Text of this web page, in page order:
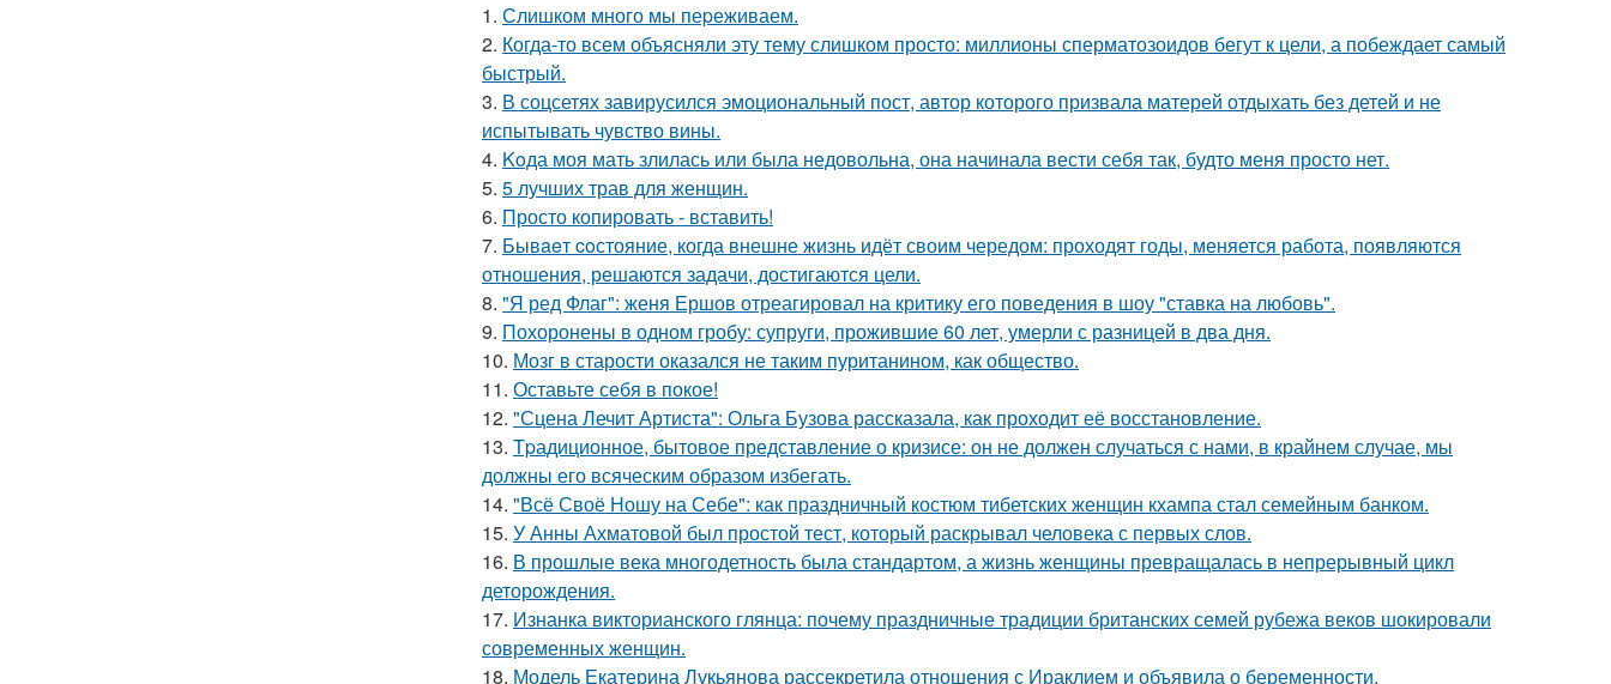
1. Слишком много мы пеpеживаем.
2. Когда-то всем объясняли эту тему слишком просто: миллионы сперматозоидов бегут к цели, а побеждает самый
быстрый.
3. В соцсетях завирусился эмоциональный пост, автор которого призвала матерей отдыхать без детей и не
испытывать чувство вины.
4. Koда моя мать злилась или была недовольна, она начинала вести себя так, будто меня просто нет.
5. 5 лучших трав для женщин.
6. Просто копировать - вставить!
7. Бывaeт coстояние, когда внешне жизнь идёт своим чередом: проходят годы, меняется работа, появляются
отношения, решаются задачи, достигаются цели.
8. "Я ред Флаг": женя Ершов отреагировал на критику его поведения в шоу "ставка на любовь".
9. Похоронены в одном гробу: супруги, прожившие 60 лет, умерли с разницей в два дня.
10. Мозг в старости оказался не таким пуританином, как общество.
11. Оставьте себя в покое!
12. "Сцена Лечит Артиста": Ольга Бузова рассказала, как проходит её восстановление.
13. Tpадиционное, бытовое представление о кризисе: он не должен случаться с нами, в крайнем случае, мы
должны его всяческим образом избегать.
14. "Всё Своё Ношу на Себе": как праздничный костюм тибетских женщин кхампа стал семейным банком.
15. У Анны Ахматовой был простой тест, который раскрывал человека с первых слов.
16. В прошлые века многодетность была стандартом, а жизнь женщины превращалась в непрерывный цикл
деторождения.
17. Изнанка викторианского глянца: почему праздничные традиции британских семей рубежа веков шокировали
современных женщин.
18. Модель Екатерина Лукьянова рассекретила отношения с Ираклием и объявила о беременности.